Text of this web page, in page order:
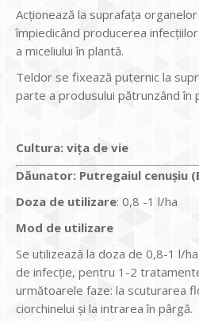
Acţionează la suprafaţa
împiedicând producerea
a miceliului în plantă.
Teldor se fixează puternic la
parte a produsului pătrunzând în
Cultura: viţa de vie
Dăunator: Putregaiul cenuşiu
Doza de utilizare: 0,8 -1 l/ha
Mod de utilizare
Se utilizează la doza de 0,8-1 l/
de infecţie, pentru 1-2
următoarele faze: la scuturarea
ciorchinelui şi la intrarea în pârgă.